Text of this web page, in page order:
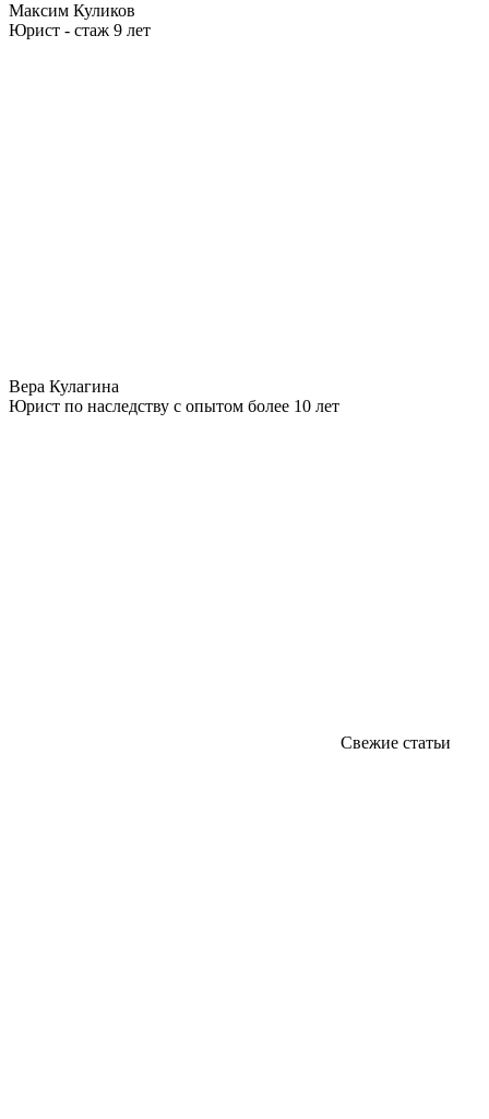
Максим Куликов
Юрист - стаж 9 лет
Вера Кулагина
Юрист по наследству с опытом более 10 лет
Свежие статьи